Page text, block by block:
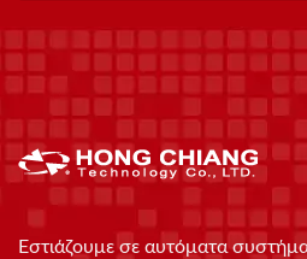
Εστιάζουμε σε αυτόματα